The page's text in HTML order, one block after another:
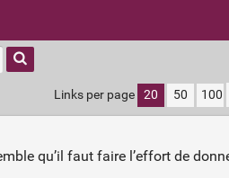
Links per page 20 50 100
qu’il faut faire l’effort de